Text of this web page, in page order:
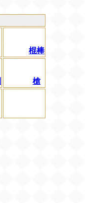
棍棒
槍